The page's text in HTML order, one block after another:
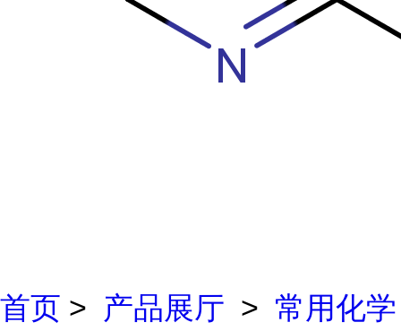
首页 > 产品展厅 > 常用化学